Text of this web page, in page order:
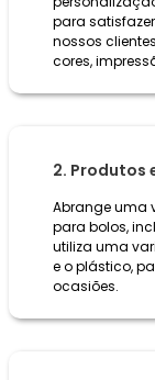
para
nossos
cores,
2. Produtos
Abrange uma
para bolos,
utiliza uma
e o plástico,
ocasiões.